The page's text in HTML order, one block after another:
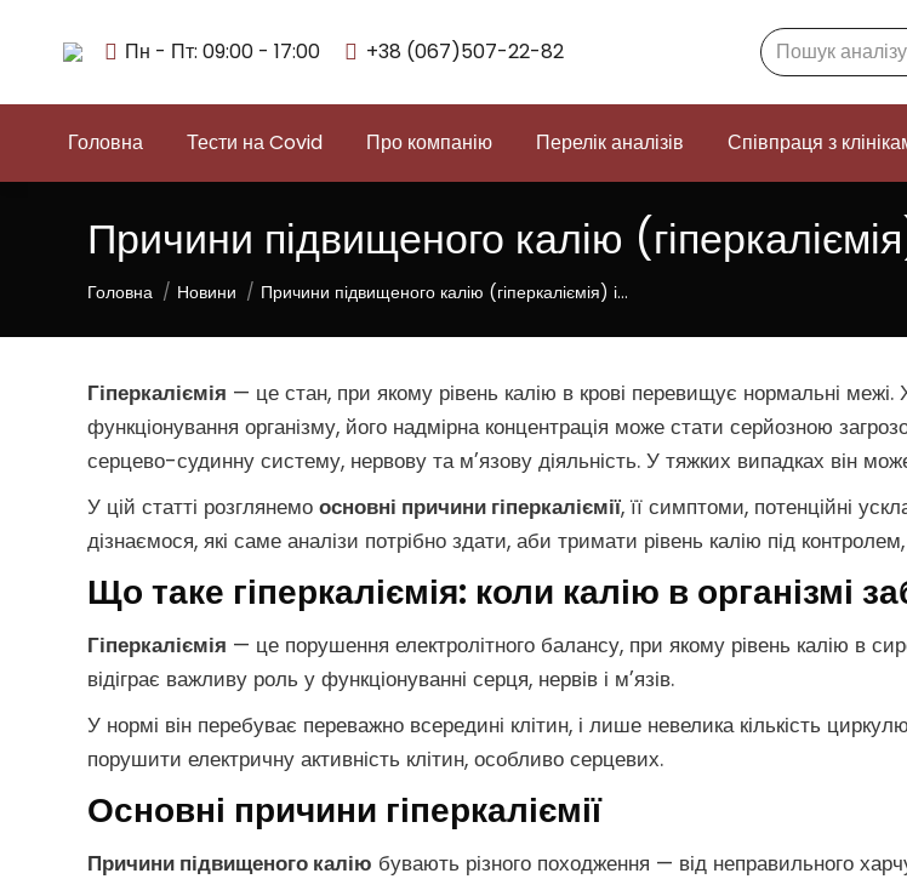
Пн - Пт: 09:00 - 17:00 +38 (067)507-22-82 Search:
Головна Тести на Covid Про компанію Перелік аналізів Співпраця з
Причини підвищеного калію
You are here:
Головна Новини Причини підвищеного калію (гіперкаліємія) і…
Гіперкаліємія — це стан, при якому рівень калію в крові перевищує нормальні
функціонування організму, його надмірна концентрація може стати серйозною
серцево-судинну систему, нервову та м’язову діяльність. У тяжких випадках він
У цій статті розглянемо основні причини гіперкаліємії, її симптоми, потенційні
дізнаємося, які саме аналізи потрібно здати, аби тримати рівень калію під
Що таке гіперкаліємія: коли калію в організмі
Гіперкаліємія — це порушення електролітного балансу, при якому рівень калію в
відіграє важливу роль у функціонуванні серця, нервів і м’язів.
У нормі він перебуває переважно всередині клітин, і лише невелика кількість
порушити електричну активність клітин, особливо серцевих.
Основні причини гіперкаліємії
Причини підвищеного калію бувають різного походження — від неправильного